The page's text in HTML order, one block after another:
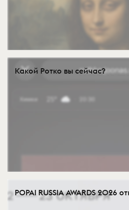
Какой Ротко вы сейчас?
POPAI RUSSIA AWARDS 2026